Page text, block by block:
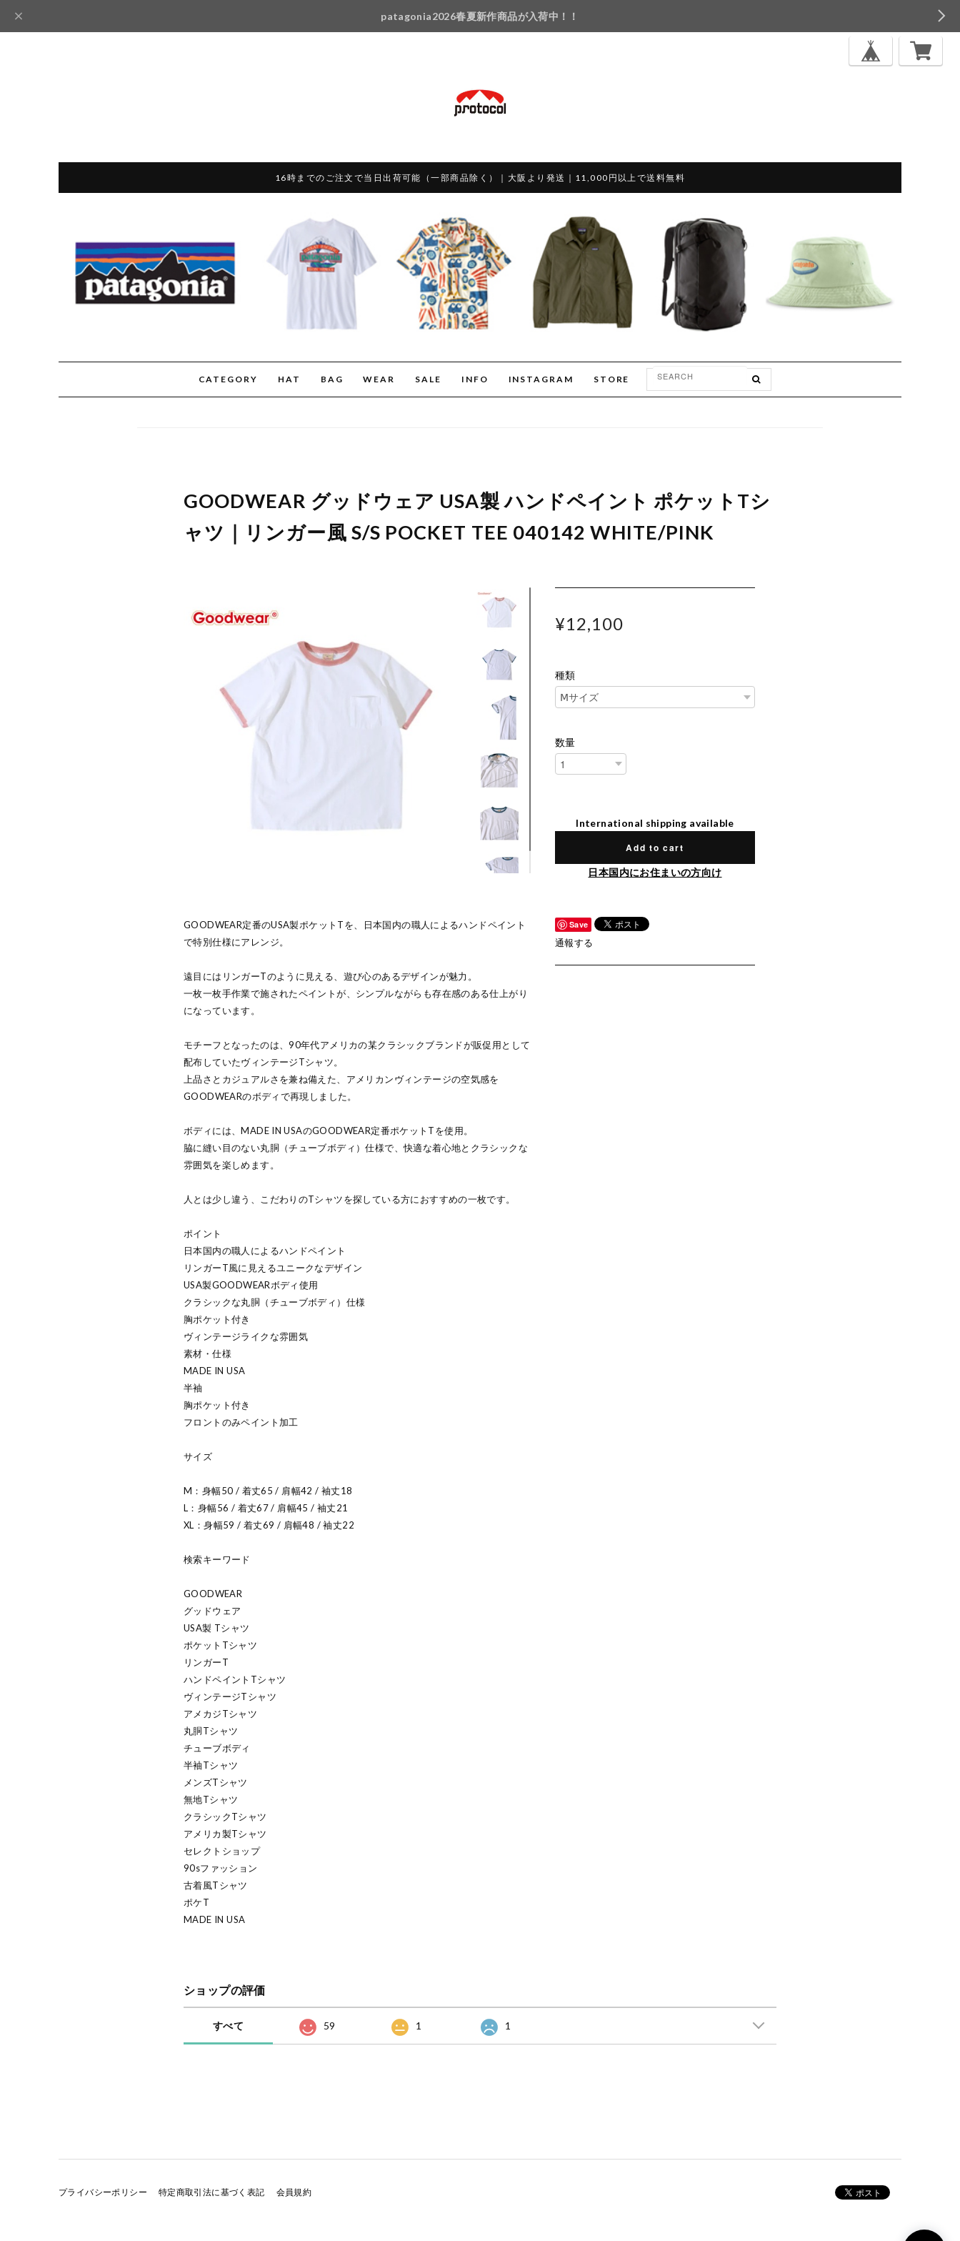
patagonia2026春夏新作商品が入荷中！！
16時までのご注文で当日出荷可能（一部商品除く）｜大阪より発送｜11,000円以上で送料無料
CATEGORY HAT BAG WEAR SALE INFO INSTAGRAM STORE
GOODWEAR グッドウェア USA製 ハンドペイント ポケットTシ
ャツ｜リンガー風 S/S POCKET TEE 040142 WHITE/PINK
GOODWEAR定番のUSA製ポケットTを、日本国内の職人によるハンドペイント
で特別仕様にアレンジ。
遠目にはリンガーTのように見える、遊び心のあるデザインが魅力。
一枚一枚手作業で施されたペイントが、シンプルながらも存在感のある仕上がり
になっています。
モチーフとなったのは、90年代アメリカの某クラシックブランドが販促用として
配布していたヴィンテージTシャツ。
上品さとカジュアルさを兼ね備えた、アメリカンヴィンテージの空気感を
GOODWEARのボディで再現しました。
ボディには、MADE IN USAのGOODWEAR定番ポケットTを使用。
脇に縫い目のない丸胴（チューブボディ）仕様で、快適な着心地とクラシックな
雰囲気を楽しめます。
人とは少し違う、こだわりのTシャツを探している方におすすめの一枚です。
ポイント
日本国内の職人によるハンドペイント
リンガーT風に見えるユニークなデザイン
USA製GOODWEARボディ使用
クラシックな丸胴（チューブボディ）仕様
胸ポケット付き
ヴィンテージライクな雰囲気
素材・仕様
MADE IN USA
半袖
胸ポケット付き
フロントのみペイント加工
サイズ
M：身幅50 / 着丈65 / 肩幅42 / 袖丈18
L：身幅56 / 着丈67 / 肩幅45 / 袖丈21
XL：身幅59 / 着丈69 / 肩幅48 / 袖丈22
検索キーワード
GOODWEAR
グッドウェア
USA製 Tシャツ
ポケットTシャツ
リンガーT
ハンドペイントTシャツ
ヴィンテージTシャツ
アメカジTシャツ
丸胴Tシャツ
チューブボディ
半袖Tシャツ
メンズTシャツ
無地Tシャツ
クラシックTシャツ
アメリカ製Tシャツ
セレクトショップ
90sファッション
古着風Tシャツ
ポケT
MADE IN USA
¥12,100
種類
数量
International shipping available
Add to cart
日本国内にお住まいの方向け
Save
通報する
ショップの評価
すべて 59 1 1
プライバシーポリシー 特定商取引法に基づく表記 会員規約